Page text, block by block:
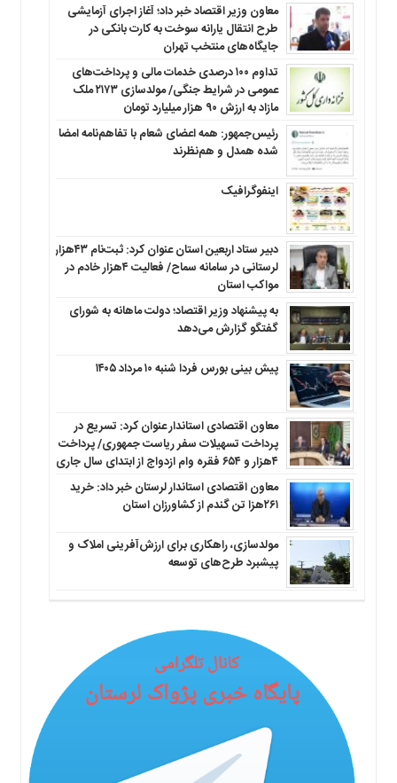
معاون وزیر اقتصاد خبر داد؛ آغاز اجرای آزمایشی
طرح انتقال یارانه سوخت به کارت بانکی در
جایگاه‌های منتخب تهران
تداوم ۱۰۰ درصدی خدمات مالی و پرداخت‌های
عمومی در شرایط جنگی/ مولدسازی ۲۱۷۳ ملک
مازاد به ارزش ۹۰ هزار میلیارد تومان
رئیس‌جمهور: همه اعضای شعام با تفاهم‌نامه امضا
شده همدل و هم‌نظرند
اینفوگرافیک
دبیر ستاد اربعین استان عنوان کرد: ثبت‌نام ۴۳هزار
لرستانی در سامانه سماح/ فعالیت ۴هزار خادم در
مواکب استان
به پیشنهاد وزیر اقتصاد؛ دولت ماهانه به شورای
گفتگو گزارش می‌دهد
پیش بینی بورس فردا شنبه ۱۰ مرداد ۱۴۰۵
معاون اقتصادی استاندار عنوان کرد: تسریع در
پرداخت تسهیلات سفر ریاست جمهوری/ پرداخت
۴هزار و ۶۵۴ فقره وام ازدواج از ابتدای سال جاری
معاون اقتصادی استاندار لرستان خبر داد: خرید
۲۶۱هزا تن گندم از کشاورزان استان
مولدسازی، راهکاری برای ارزش‌آفرینی املاک و
پیشبرد طرح‌های توسعه